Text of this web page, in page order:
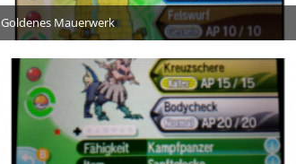
Goldenes Mauerwerk
10. Dezember 2017
5